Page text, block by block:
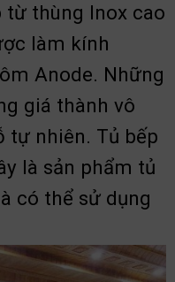
thùng Inox cao
làm kính
Anode. Những
giá thành vô
tự nhiên. Tủ bếp
là sản phẩm tủ
có thể sử dụng